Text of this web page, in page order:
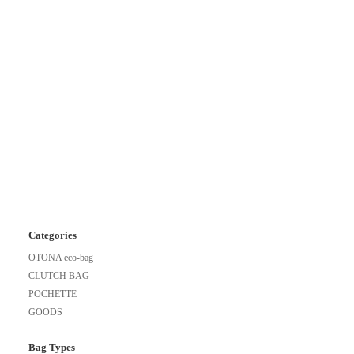
Categories
OTONA eco-bag
CLUTCH BAG
POCHETTE
GOODS
Bag Types